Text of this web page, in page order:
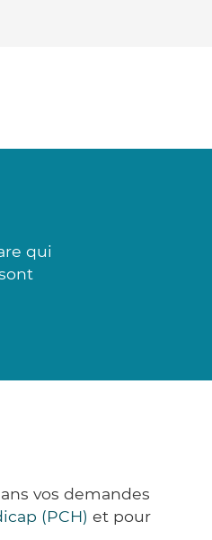
qui
vos demandes
(PCH) et pour